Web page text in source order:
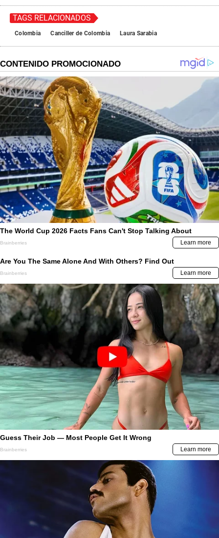
TAGS RELACIONADOS
Colombia Canciller de Colombia Laura Sarabia